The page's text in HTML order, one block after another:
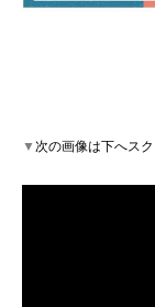
▼次の画像は下へス